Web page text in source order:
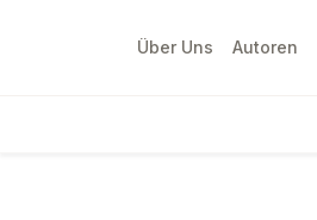
Über Uns Autoren